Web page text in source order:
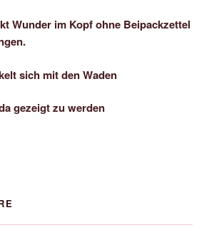
Wunder im Kopf ohne Beipackzettel
sich mit den Waden
gezeigt zu werden